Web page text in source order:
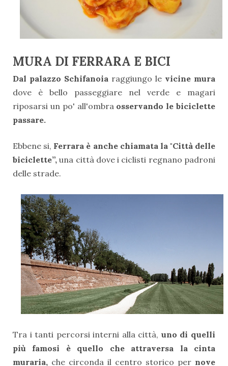
MURA DI FERRARA E BICI
Dal palazzo Schifanoia raggiungo le vicine mura
dove è bello passeggiare nel verde e magari
riposarsi un po' all'ombra osservando le biciclette
passare.
Ebbene si, Ferrara è anche chiamata la "Città delle
biciclette”, una città dove i ciclisti regnano padroni
delle strade.
Tra i tanti percorsi interni alla città, uno di quelli
più famosi è quello che attraversa la cinta
muraria, che circonda il centro storico per nove